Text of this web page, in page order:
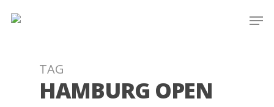
TAG
HAMBURG OPEN